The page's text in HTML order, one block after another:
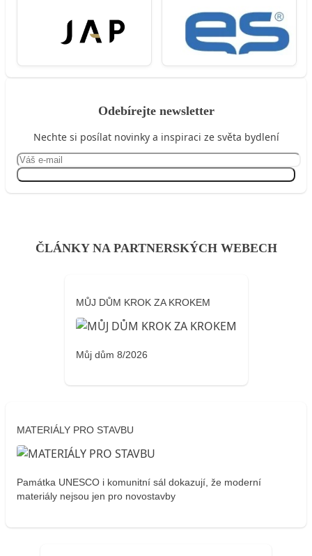
Odebírejte newsletter
Nechte si posílat novinky a inspiraci ze světa bydlení
ČLÁNKY NA PARTNERSKÝCH WEBECH
MŮJ DŮM KROK ZA KROKEM
Můj dům 8/2026
MATERIÁLY PRO STAVBU
Památka UNESCO i komunitní sál dokazují, že moderní
materiály nejsou jen pro novostavby